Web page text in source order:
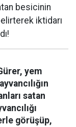
besicinin
iktidarı
yem
satan
görüşüp,